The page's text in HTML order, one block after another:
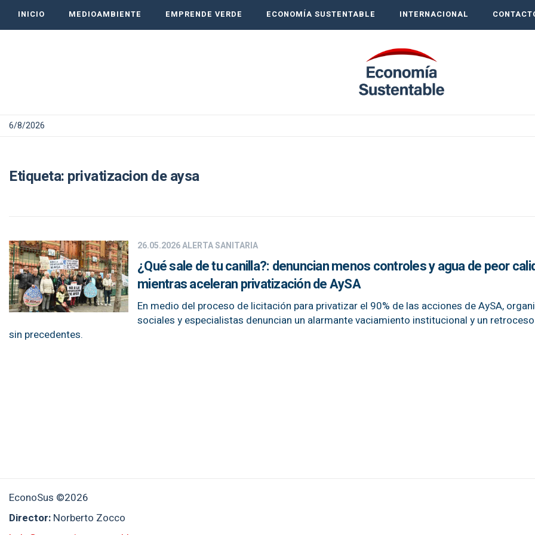
INICIO MEDIOAMBIENTE EMPRENDE VERDE ECONOMÍA SUSTENTABLE INTERNACIONAL
6/8/2026
Etiqueta: privatizacion de aysa
26.05.2026ALERTA SANITARIA
¿Qué sale de tu canilla?: denuncian menos controles y agua de peor
mientras aceleran privatización de AySA
En medio del proceso de licitación para privatizar el 90% de las acciones de AySA,
sociales y especialistas denuncian un alarmante vaciamiento institucional y un
sin precedentes.
EconoSus ©2026
Director: Norberto Zocco